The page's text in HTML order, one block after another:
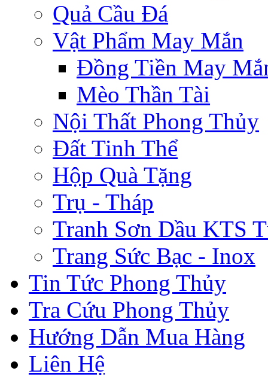
Quả Cầu Đá
Vật Phẩm May Mắn
Đồng Tiền May
Mèo Thần Tài
Nội Thất Phong Thủy
Đất Tinh Thể
Hộp Quà Tặng
Trụ - Tháp
Tranh Sơn Dầu KTS
Trang Sức Bạc - Inox
Tin Tức Phong Thủy
Tra Cứu Phong Thủy
Hướng Dẫn Mua Hàng
Liên Hệ